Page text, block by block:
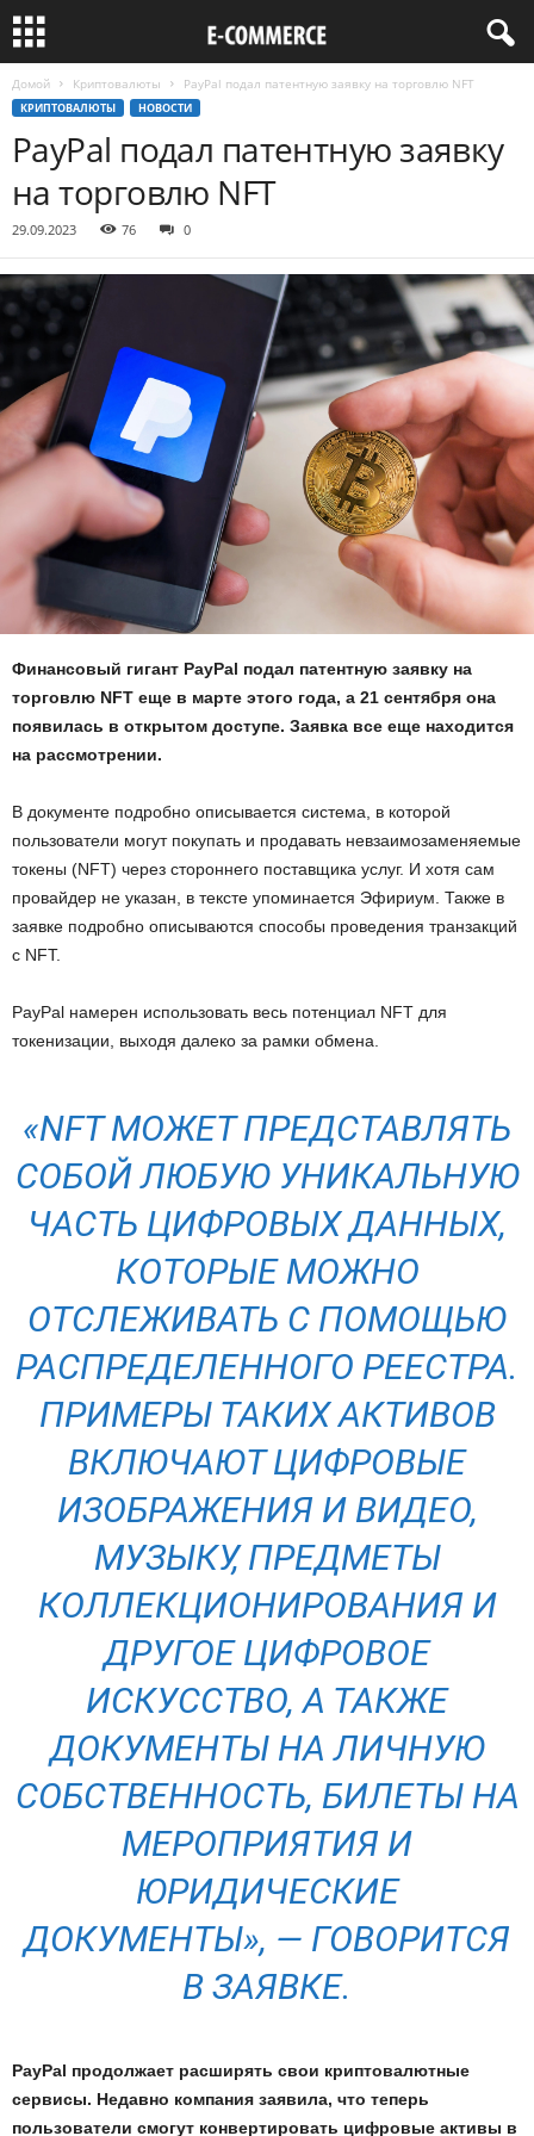
Домой Криптовалюты PayPal подал патентную заявку на торговлю NFT
КРИПТОВАЛЮТЫ НОВОСТИ
PayPal подал патентную заявку
на торговлю NFT
29.09.2023 76 0
Финансовый гигант PayPal подал патентную заявку на
торговлю NFT еще в марте этого года, а 21 сентября она
появилась в открытом доступе. Заявка все еще находится
на рассмотрении.
В документе подробно описывается система, в которой
пользователи могут покупать и продавать невзаимозаменяемые
токены (NFT) через стороннего поставщика услуг. И хотя сам
провайдер не указан, в тексте упоминается Эфириум. Также в
заявке подробно описываются способы проведения транзакций
с NFT.
PayPal намерен использовать весь потенциал NFT для
токенизации, выходя далеко за рамки обмена.
«NFT МОЖЕТ ПРЕДСТАВЛЯТЬ
СОБОЙ ЛЮБУЮ УНИКАЛЬНУЮ
ЧАСТЬ ЦИФРОВЫХ ДАННЫХ,
КОТОРЫЕ МОЖНО
ОТСЛЕЖИВАТЬ С ПОМОЩЬЮ
РАСПРЕДЕЛЕННОГО РЕЕСТРА.
ПРИМЕРЫ ТАКИХ АКТИВОВ
ВКЛЮЧАЮТ ЦИФРОВЫЕ
ИЗОБРАЖЕНИЯ И ВИДЕО,
МУЗЫКУ, ПРЕДМЕТЫ
КОЛЛЕКЦИОНИРОВАНИЯ И
ДРУГОЕ ЦИФРОВОЕ
ИСКУССТВО, А ТАКЖЕ
ДОКУМЕНТЫ НА ЛИЧНУЮ
СОБСТВЕННОСТЬ, БИЛЕТЫ НА
МЕРОПРИЯТИЯ И
ЮРИДИЧЕСКИЕ
ДОКУМЕНТЫ», — ГОВОРИТСЯ
В ЗАЯВКЕ.
PayPal продолжает расширять свои криптовалютные
сервисы. Недавно компания заявила, что теперь
пользователи смогут конвертировать цифровые активы в